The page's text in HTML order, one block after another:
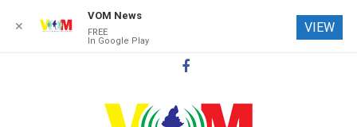
✕
VOM News
FREE
In Google Play
VIEW